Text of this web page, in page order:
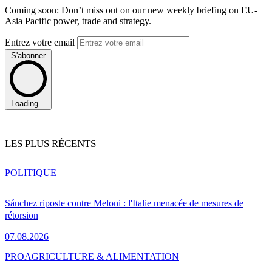
Coming soon: Don’t miss out on our new weekly briefing on EU-
Asia Pacific power, trade and strategy.
Entrez votre email
S'abonner
Loading...
LES PLUS RÉCENTS
Sánchez riposte contre Meloni : l'Italie menacée de mesures de
rétorsion
07.08.2026
POLITIQUE
PROAGRICULTURE & ALIMENTATION